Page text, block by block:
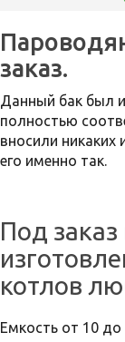
22000
заказ.
Данный бак был
полностью
вносили никаких
его именно так.
Под
котлов
Емкость от 10 до